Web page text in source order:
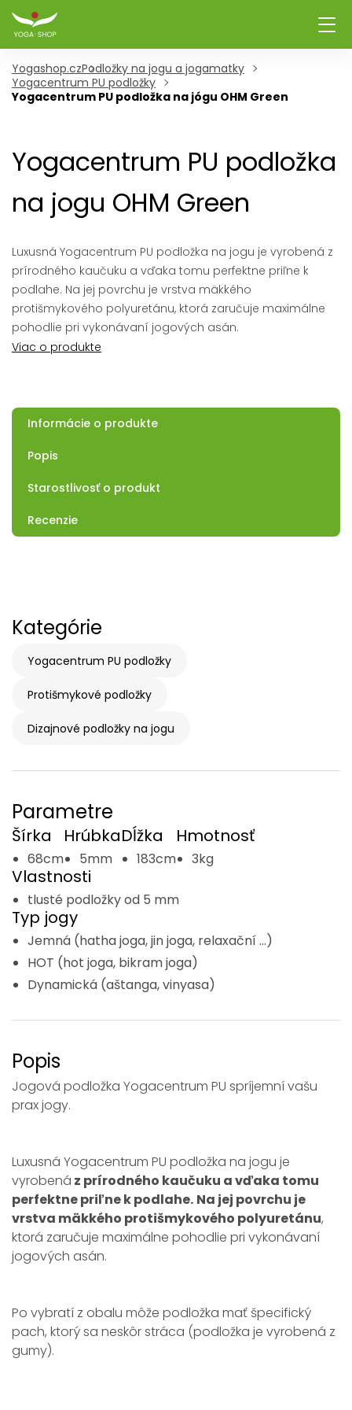
Yogashop.czPodložky na jogu a jogamatky
Yogacentrum PU podložky
Yogacentrum PU podložka na jógu OHM Green
Yogacentrum PU podložka
na jogu OHM Green
Luxusná Yogacentrum PU podložka na jogu je vyrobená z
prírodného kaučuku a vďaka tomu perfektne priľne k
podlahe. Na jej povrchu je vrstva mäkkého
protišmykového polyuretánu, ktorá zaručuje maximálne
pohodlie pri vykonávaní jogových asán.
Viac o produkte
Informácie o produkte
Popis
Starostlivosť o produkt
Recenzie
Kategórie
Yogacentrum PU podložky
Protišmykové podložky
Dizajnové podložky na jogu
Parametre
Šírka
68cm
Hrúbka
5mm
Dĺžka
183cm
Hmotnosť
3kg
Vlastnosti
tlusté podložky od 5 mm
Typ jogy
Jemná (hatha joga, jin joga, relaxační ...)
HOT (hot joga, bikram joga)
Dynamická (aštanga, vinyasa)
Popis
Jogová podložka Yogacentrum PU spríjemní vašu
prax jogy.
Luxusná Yogacentrum PU podložka na jogu je
vyrobená z prírodného kaučuku a vďaka tomu
perfektne priľne k podlahe. Na jej povrchu je
vrstva mäkkého protišmykového polyuretánu,
ktorá zaručuje maximálne pohodlie pri vykonávaní
jogových asán.
Po vybratí z obalu môže podložka mať špecifický
pach, ktorý sa neskôr stráca (podložka je vyrobená z
gumy).